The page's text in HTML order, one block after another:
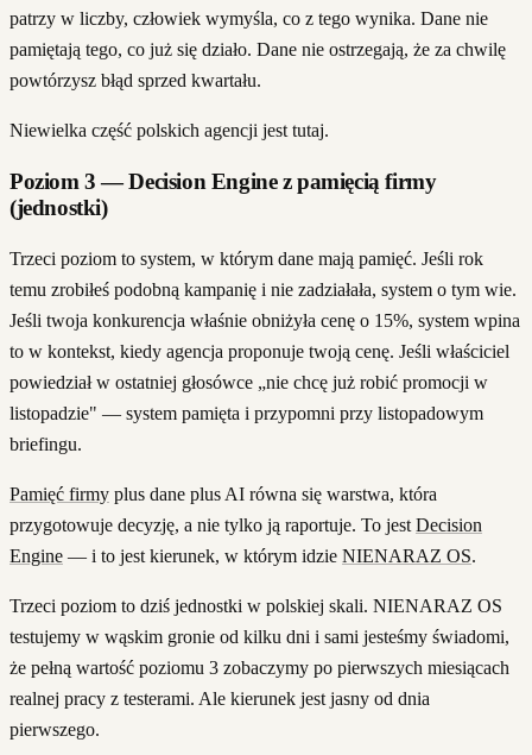
patrzy w liczby, człowiek wymyśla, co z tego wynika. Dane nie
pamiętają tego, co już się działo. Dane nie ostrzegają, że za chwilę
powtórzysz błąd sprzed kwartału.
Niewielka część polskich agencji jest tutaj.
Poziom 3 — Decision Engine z pamięcią firmy
(jednostki)
Trzeci poziom to system, w którym dane mają pamięć. Jeśli rok
temu zrobiłeś podobną kampanię i nie zadziałała, system o tym wie.
Jeśli twoja konkurencja właśnie obniżyła cenę o 15%, system wpina
to w kontekst, kiedy agencja proponuje twoją cenę. Jeśli właściciel
powiedział w ostatniej głosówce „nie chcę już robić promocji w
listopadzie" — system pamięta i przypomni przy listopadowym
briefingu.
Pamięć firmy plus dane plus AI równa się warstwa, która
przygotowuje decyzję, a nie tylko ją raportuje. To jest Decision
Engine — i to jest kierunek, w którym idzie NIENARAZ OS.
Trzeci poziom to dziś jednostki w polskiej skali. NIENARAZ OS
testujemy w wąskim gronie od kilku dni i sami jesteśmy świadomi,
że pełną wartość poziomu 3 zobaczymy po pierwszych miesiącach
realnej pracy z testerami. Ale kierunek jest jasny od dnia
pierwszego.